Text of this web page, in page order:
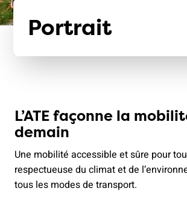
Portrait
L’ATE façonne la
demain
Une mobilité accessible et sûre pour
respectueuse du climat et de
tous les modes de transport.